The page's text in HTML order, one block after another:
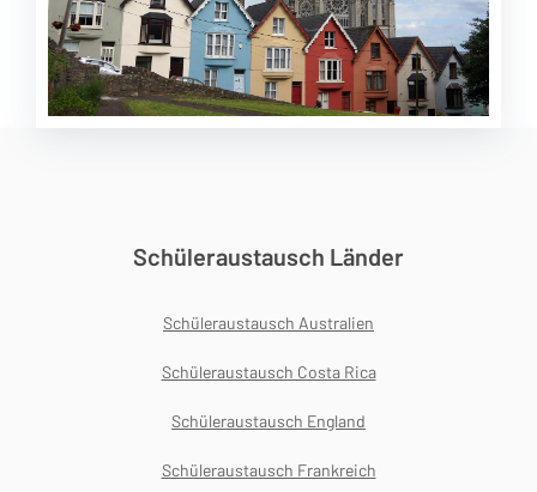
Schüleraustausch Länder
Schüleraustausch Australien
Schüleraustausch Costa Rica
Schüleraustausch England
Schüleraustausch Frankreich